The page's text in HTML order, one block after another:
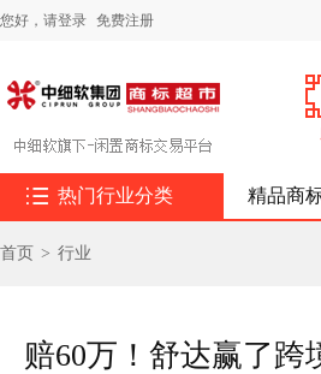
您好， 请登录 免费注册
 热门行业分类 精品商
首页 > 行业
赔60万！舒达赢了